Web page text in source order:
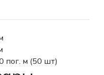
пог. м (50 шт)